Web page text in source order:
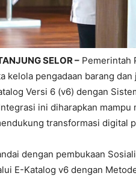
SELOR – Pemerintah
kelola pengadaan barang
Versi 6 (v6) dengan
ini diharapkan
transformasi digital
dengan pembukaan
E-Katalog v6 dengan